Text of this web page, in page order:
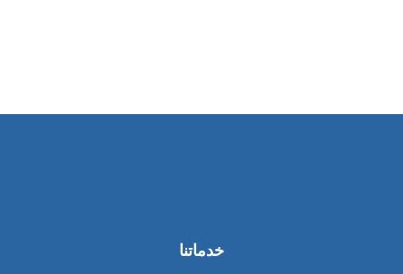
خدماتنا